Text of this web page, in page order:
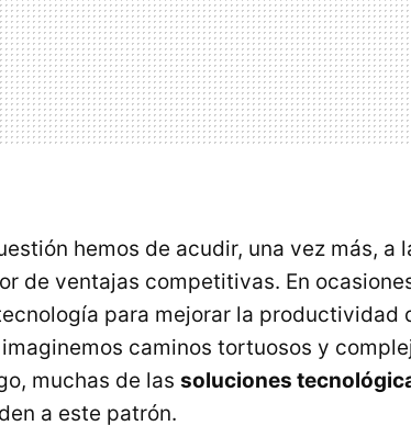
hemos de acudir, una vez más, a
de ventajas competitivas. En
para mejorar la productividad
caminos tortuosos y
muchas de las soluciones
a este patrón.